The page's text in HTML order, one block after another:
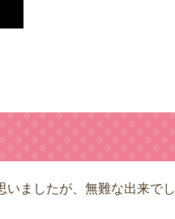
いましたが、無難な出来でし